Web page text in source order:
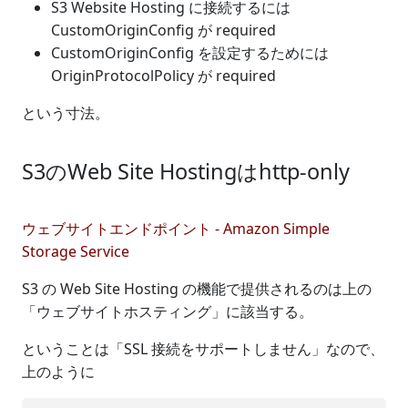
S3 Website Hosting に接続するには
CustomOriginConfig が required
CustomOriginConfig を設定するためには
OriginProtocolPolicy が required
という寸法。
S3のWeb Site Hostingはhttp-only
ウェブサイトエンドポイント - Amazon Simple
Storage Service
S3 の Web Site Hosting の機能で提供されるのは上の
「ウェブサイトホスティング」に該当する。
ということは「SSL 接続をサポートしません」なので、
上のように